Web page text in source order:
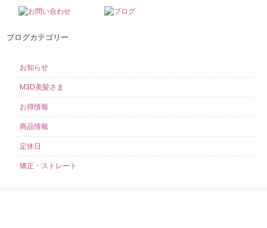
ブログカテゴリー
お知らせ
M3D美髪さま
お得情報
商品情報
定休日
矯正・ストレート